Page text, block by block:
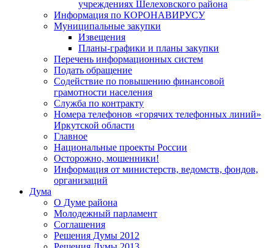
учреждениях Шелеховского района
Информация по КОРОНАВИРУСУ
Муниципальные закупки
Извещения
Планы-графики и планы закупки
Перечень информационных систем
Подать обращение
Содействие по повышению финансовой
грамотности населения
Служба по контракту
Номера телефонов «горячих телефонных линий»
Иркутской области
Главное
Национальные проекты России
Осторожно, мошенники!
Информация от министерств, ведомств, фондов,
организаций
Дума
О Думе района
Молодежный парламент
Соглашения
Решения Думы 2012